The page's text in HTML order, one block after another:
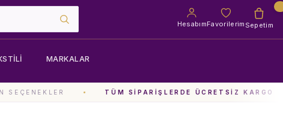
HesabımFavorilerim Sepetim
MARKALAR
TÜM SIPARIŞLERDE ÜCRETSIZ KARGO